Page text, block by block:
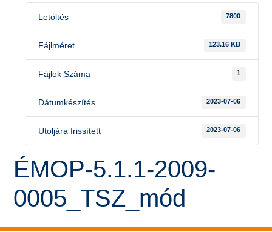
Letöltés 7800
Fájlméret 123.16 KB
Fájlok Száma 1
Dátumkészítés 2023-07-06
Utoljára frissített 2023-07-06
ÉMOP-5.1.1-2009-
0005_TSZ_mód